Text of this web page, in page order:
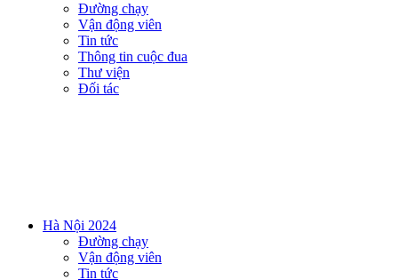
Đường chạy
Vận động viên
Tin tức
Thông tin cuộc đua
Thư viện
Đối tác
Hà Nội 2024
Đường chạy
Vận động viên
Tin tức